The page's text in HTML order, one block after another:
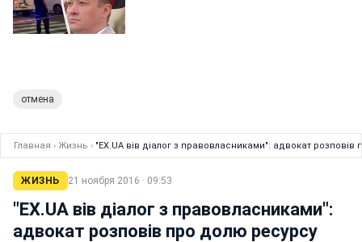
отмена
Главная › Жизнь › "EX.UA вів діалог з правовласниками": адвокат
ЖИЗНЬ 21 ноября 2016 · 09:53
"EX.UA вів діалог з правовласниками":
адвокат розповів про долю ресурсу